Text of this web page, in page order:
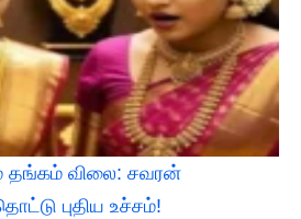
தங்கம் விலை: சவரன்
புதிய உச்சம்!